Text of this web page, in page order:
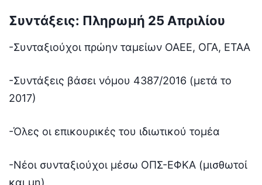
Συντάξεις: Πληρωμή 25 Απριλίου
-Συνταξιούχοι πρώην ταμείων ΟΑΕΕ, ΟΓΑ, ΕΤΑΑ
-Συντάξεις βάσει νόμου 4387/2016 (μετά το
2017)
-Όλες οι επικουρικές του ιδιωτικού τομέα
-Νέοι συνταξιούχοι μέσω ΟΠΣ-ΕΦΚΑ (μισθωτοί